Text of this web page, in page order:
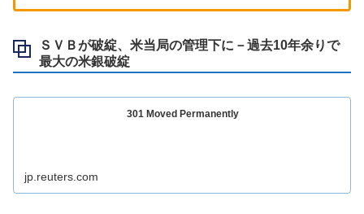
ＳＶＢが破綻、米当局の管理下に－過去10年余りで
最大の米銀破綻
301 Moved Permanently
jp.reuters.com